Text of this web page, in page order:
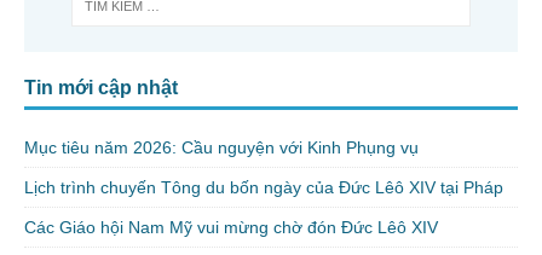
Tin mới cập nhật
Mục tiêu năm 2026: Cầu nguyện với Kinh Phụng vụ
Lịch trình chuyến Tông du bốn ngày của Đức Lêô XIV tại Pháp
Các Giáo hội Nam Mỹ vui mừng chờ đón Đức Lêô XIV